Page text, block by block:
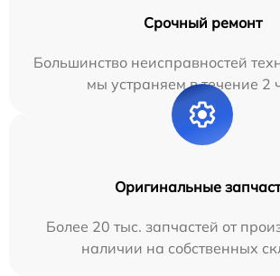
Срочный ремонт
Большинство неисправностей
мы устраняем в течение 2
Оригинальные
Более 20 тыс. запчастей от
наличии на собственных